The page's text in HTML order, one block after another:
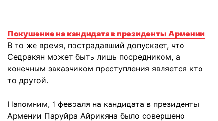
Покушение на кандидата в президенты Армении
В то же время, пострадавший допускает, что
Седракян может быть лишь посредником, а
конечным заказчиком преступления является кто-
то другой.
Напомним, 1 февраля на кандидата в президенты
Армении Паруйра Айрикяна было совершено